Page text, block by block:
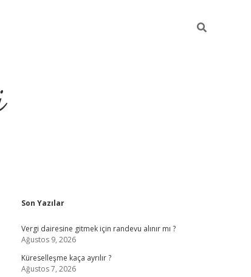
Sidebar
Son Yazılar
Vergi dairesine gitmek için randevu alınır mı ?
Ağustos 9, 2026
Küreselleşme kaça ayrılır ?
Ağustos 7, 2026